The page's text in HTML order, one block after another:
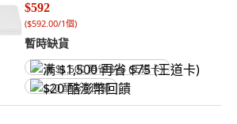
$592
($592.00/1個)
暫時缺貨
满 $1,500 再省 $75 (王道卡)
$20 酷澎幣回饋